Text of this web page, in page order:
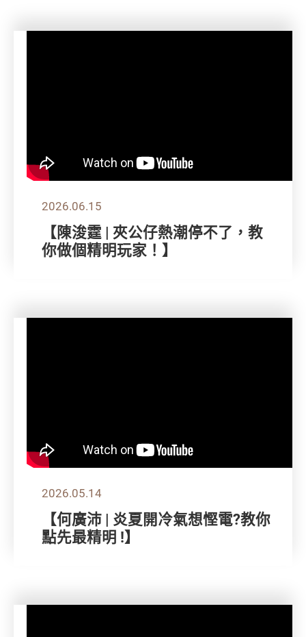
2026.06.15
【陳浚霆 | 夾公仔熱潮停不了，教
你做個精明玩家！】
2026.05.14
【何廣沛 | 炎夏開冷氣想慳電?教你
點先最精明 !】